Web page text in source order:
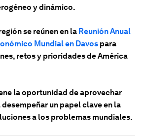
y dinámico.
se reúnen en la Reunión Anual
Mundial en Davos para
retos y prioridades de América
la oportunidad de aprovechar
un papel clave en la
a los problemas mundiales.